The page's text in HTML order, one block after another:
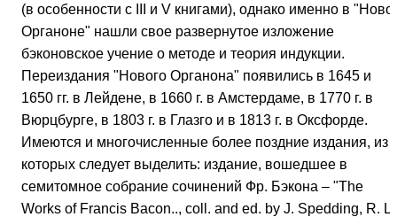
(в особенности с III и V книгами), однако именно в
Органоне" нашли свое развернутое изложение
бэконовское учение о методе и теория индукции.
Переиздания "Нового Органона" появились в 1645 и
1650 гг. в Лейдене, в 1660 г. в Амстердаме, в 1770 г. в
Вюрцбурге, в 1803 г. в Глазго и в 1813 г. в Оксфорде.
Имеются и многочисленные более поздние издания, из
которых следует выделить: издание, вошедшее в
семитомное собрание сочинений Фр. Бэкона – "The
Works of Francis Bacon.., coll. and ed. by J. Spedding, R. L.